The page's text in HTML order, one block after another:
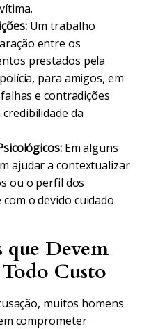
Um trabalho
entre os
prestados pela
para amigos, em
e contradições
da
Em alguns
ajudar a contextualizar
ou o perfil dos
o devido cuidado
Devem
Custo
muitos homens
comprometer